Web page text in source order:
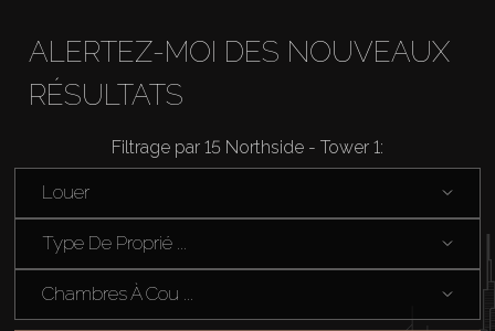
Acheter
Louer
Vendre
ALERTEZ-MOI DES NOUVEAUX
RÉSULTATS
Filtrage par 15 Northside - Tower 1:
Louer
Type De Proprié ...
Chambres À Cou ...